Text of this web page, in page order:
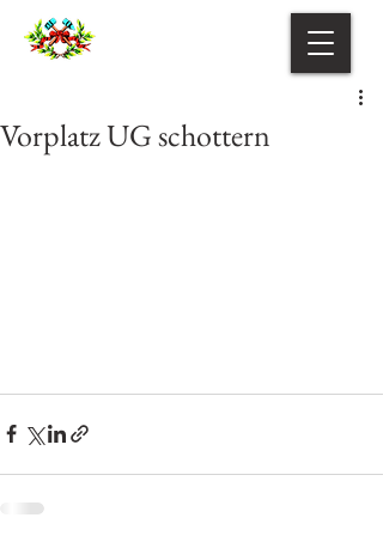
Vorplatz UG schottern